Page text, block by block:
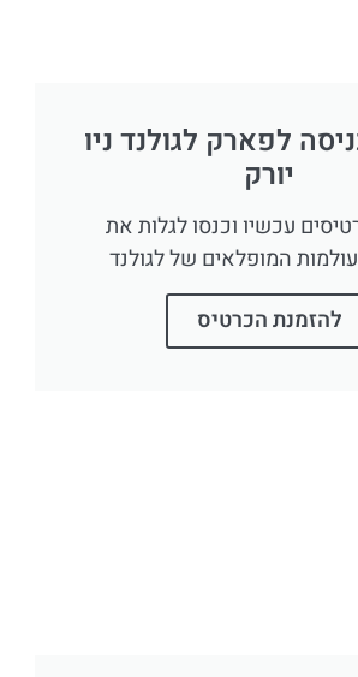
לפארק לגולנד ניו
יורק
עכשיו וכנסו לגלות את
המופלאים של לגולנד
להזמנת הכרטיס